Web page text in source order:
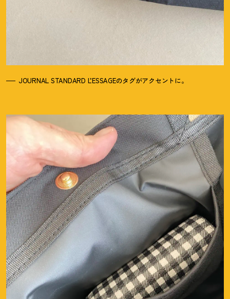
JOURNAL STANDARD L’ESSAGEのタグがアクセントに。